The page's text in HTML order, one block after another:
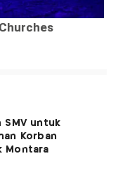
SMV untuk
Korban
Montara